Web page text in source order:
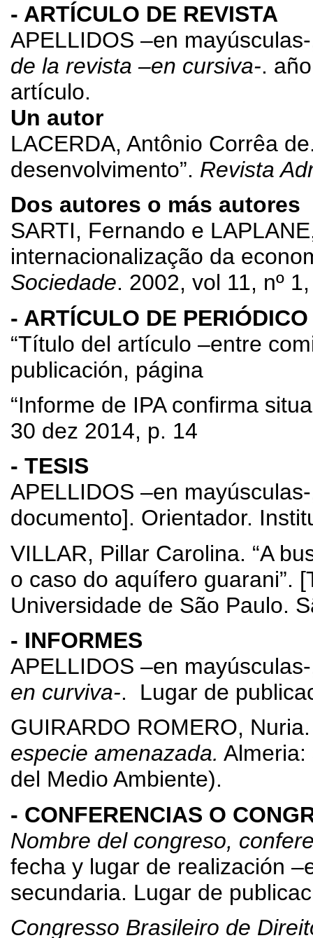
- ARTÍCULO DE REVISTA
APELLIDOS –en
de la revista –en cursiva-.
artículo.
Un autor
LACERDA, Antônio Corrêa
desenvolvimento”. Revista
Dos autores o más autores
SARTI, Fernando e
internacionalização da
Sociedade. 2002, vol 11, nº
- ARTÍCULO DE PERIÓDICO
“Título del artículo –entre
publicación, página
“Informe de IPA confirma
30 dez 2014, p. 14
- TESIS
APELLIDOS –en
documento]. Orientador.
VILLAR, Pillar Carolina. “A
o caso do aquífero guarani”.
Universidade de São Paulo.
- INFORMES
APELLIDOS –en
en curviva-. Lugar de
GUIRARDO ROMERO,
especie amenazada. Almeria:
del Medio Ambiente).
- CONFERENCIAS O
Nombre del congreso,
fecha y lugar de realización
secundaria. Lugar de
Congresso Brasileiro de